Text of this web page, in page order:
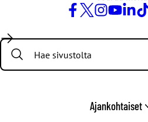
/
Twitter
Search:
Ajankohtaiset